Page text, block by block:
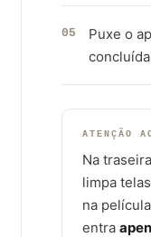
05
Puxe o
ATENÇÃO
Na
limpa
na
entra